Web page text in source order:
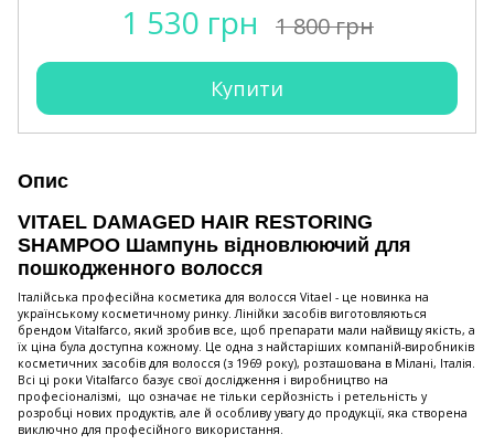
1 530 грн 1 800 грн
Купити
Опис
VITAEL DAMAGED HAIR RESTORING
SHAMPOO Шампунь відновлюючий для
пошкодженного волосся
Італійська професійна косметика для волосся Vitael - це новинка на
українському косметичному ринку. Лінійки засобів виготовляються
брендом Vitalfarco, який зробив все, щоб препарати мали найвищу якість, а
їх ціна була доступна кожному. Це одна з найстаріших компаній-виробників
косметичних засобів для волосся (з 1969 року), розташована в Мілані, Італія.
Всі ці роки Vitalfarco базує свої дослідження і виробництво на
професіоналізмі, що означає не тільки серйозність і ретельність у
розробці нових продуктів, але й особливу увагу до продукції, яка створена
виключно для професійного використання.